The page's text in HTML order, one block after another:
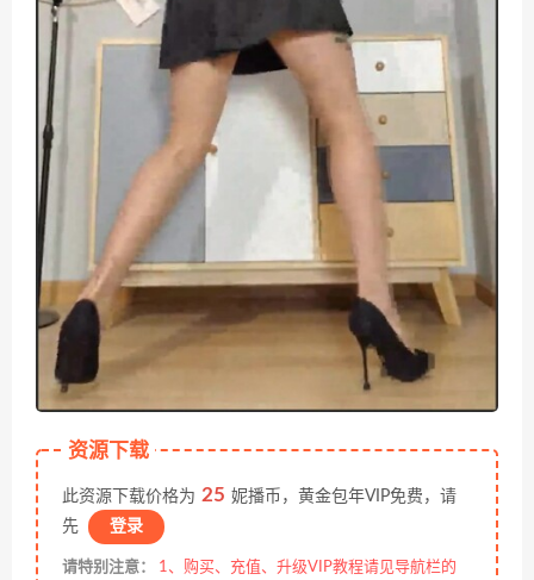
资源下载
此资源下载价格为 25 妮播币，黄金包年VIP免费，请
先
登录
请特别注意：
1、购买、充值、升级VIP教程请见导航栏的